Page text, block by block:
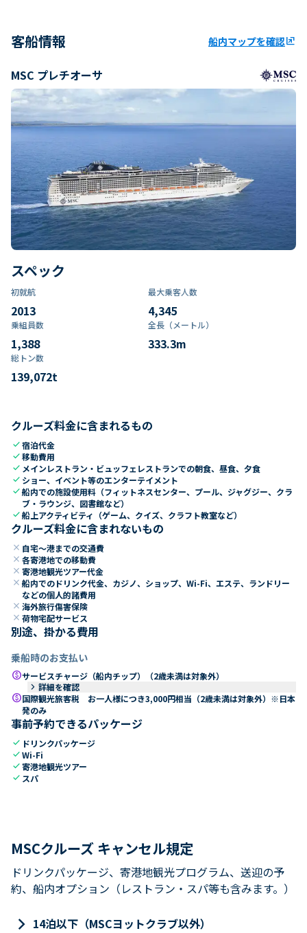
客船情報 船内マップを確認ungroup
MSC プレチオーサ
スペック
初就航
2013
最大乗客人数
4,345
乗組員数​
1,388
全長（メートル）
333.3m
総トン数​
139,072t
クルーズ料金に含まれるもの
check宿泊代金
check移動費用
check メインレストラン・ビュッフェレストランでの朝食、昼食、夕食
check ショー、イベント等のエンターテイメント
check船内での施設使用料（フィットネスセンター、プール、ジャグジー、クラ
ブ・ラウンジ、図書館など）
check船上アクティビティ（ゲーム、クイズ、クラフト教室など）
クルーズ料金に含まれないもの
close 自宅～港までの交通費
close 各寄港地での移動費
close 寄港地観光ツアー代金
close 船内でのドリンク代金、カジノ、ショップ、Wi-Fi、エステ、ランドリー
などの個人的諸費用
close 海外旅行傷害保険
close 荷物宅配サービス
別途、掛かる費用
乗船時のお支払い
paidサービスチャージ（船内チップ）（2歳未満は対象外）
keyboard_arrow_right 詳細を確認
paid国際観光旅客税 お一人様につき3,000円相当（2歳未満は対象外）※日本
発のみ
事前予約できるパッケージ
check ドリンクパッケージ
checkWi-Fi
check寄港地観光ツアー
check スパ
MSCクルーズ キャンセル規定
ドリンクパッケージ、寄港地観光プログラム、送迎の予
約、船内オプション（レストラン・スパ等も含みます。）
keyboard_arrow_right 14泊以下（MSCヨットクラブ以外）